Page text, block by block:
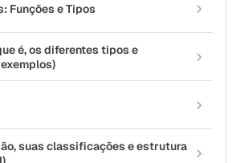
Funções e Tipos
é, os diferentes tipos e
suas classificações e estrutura